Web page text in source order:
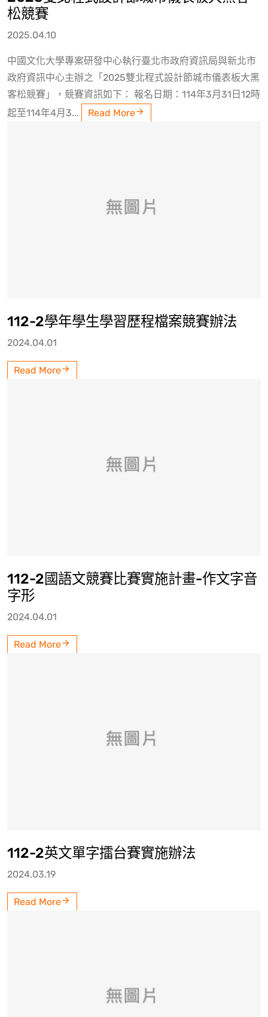
松競賽
2025.04.10
中國文化大學專案研發中心執行臺北市政府資訊局與新北市
政府資訊中心主辦之「2025雙北程式設計節城市儀表板大黑
客松競賽」，競賽資訊如下： 報名日期：114年3月31日12時
起至114年4月3...
Read More
112-2學年學生學習歷程檔案競賽辦法
2024.04.01
Read More
112-2國語文競賽比賽實施計畫-作文字音
字形
2024.04.01
Read More
112-2英文單字擂台賽實施辦法
2024.03.19
Read More